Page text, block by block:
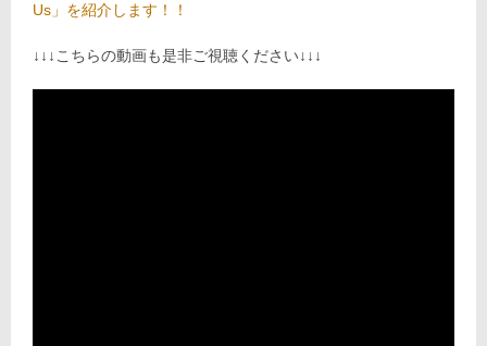
Us」を紹介します！！
↓↓↓こちらの動画も是非ご視聴ください↓↓↓